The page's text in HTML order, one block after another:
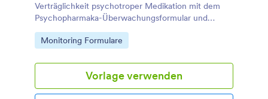
Verträglichkeit psychotroper Medikation mit dem
Psychopharmaka-Überwachungsformular und
unterstützen Sie Praxen und Betreuungsteams bei
der fortlaufenden Datenerfassung und Auswertung.
Go to Category:
Monitoring Formulare
Vorlage verwenden